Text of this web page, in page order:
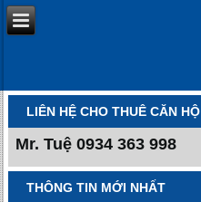
LIÊN HỆ CHO THUÊ CĂN HỘ
Mr. Tuệ 0934 363 998
THÔNG TIN MỚI NHẤT